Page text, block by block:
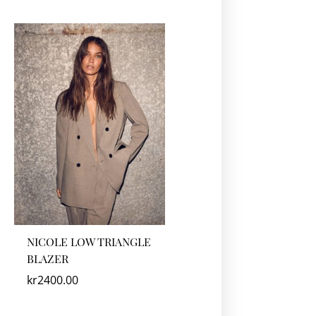
NICOLE LOW TRIANGLE
BLAZER
kr2400.00